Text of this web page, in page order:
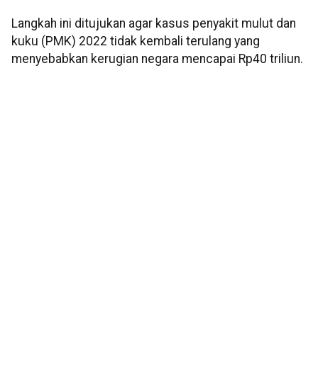
Langkah ini ditujukan agar kasus penyakit mulut dan
kuku (PMK) 2022 tidak kembali terulang yang
menyebabkan kerugian negara mencapai Rp40 triliun.